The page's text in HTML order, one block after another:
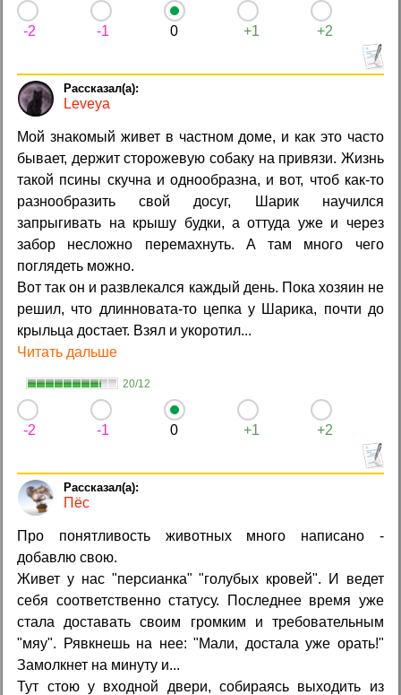
-2 -1 0 +1 +2
Leveya
Мой знакомый живет в частном доме, и как это часто
бывает, держит сторожевую собаку на привязи. Жизнь
такой псины скучна и однообразна, и вот, чтоб как-то
разнообразить свой досуг, Шарик научился
запрыгивать на крышу будки, а оттуда уже и через
забор несложно перемахнуть. А там много чего
поглядеть можно.
Вот так он и развлекался каждый день. Пока хозяин не
решил, что длинновата-то цепка у Шарика, почти до
крыльца достает. Взял и укоротил...
Читать дальше
20/12
-2 -1 0 +1 +2
Пёс
Про понятливость животных много написано -
добавлю свою.
Живет у нас "персианка" "голубых кровей". И ведет
себя соответственно статусу. Последнее время уже
стала доставать своим громким и требовательным
"мяу". Рявкнешь на нее: "Мали, достала уже орать!"
Замолкнет на минуту и...
Тут стою у входной двери, собираясь выходить из